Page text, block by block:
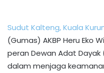
Sudut Kalteng, Kuala
(Gumas) AKBP Heru Eko
peran Dewan Adat
dalam menjaga